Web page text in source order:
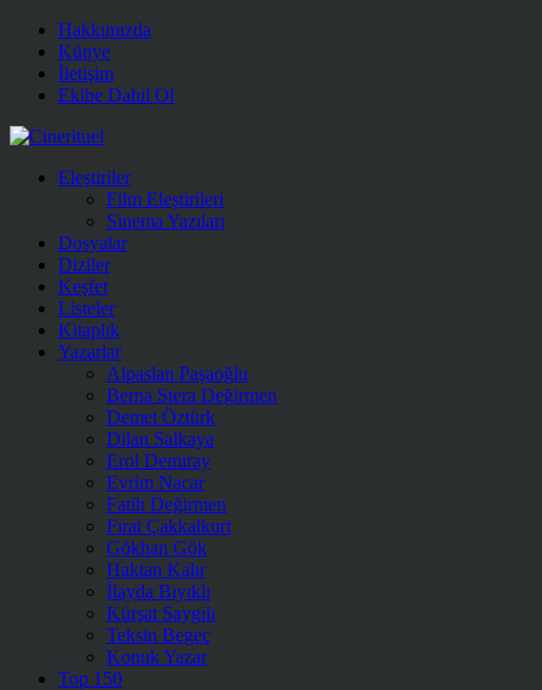
Hakkımızda
Künye
İletişim
Ekibe Dahil Ol
Eleştiriler
Film Eleştirileri
Sinema Yazıları
Dosyalar
Diziler
Keşfet
Listeler
Kitaplık
Yazarlar
Alpaslan Paşaoğlu
Berna Stera Değirmen
Demet Öztürk
Dilan Salkaya
Erol Demiray
Evrim Nacar
Fatih Değirmen
Fırat Çakkalkurt
Gökhan Gök
Haktan Kalır
İlayda Bıyıklı
Kürşat Saygılı
Teksin Begeç
Konuk Yazar
Top 150